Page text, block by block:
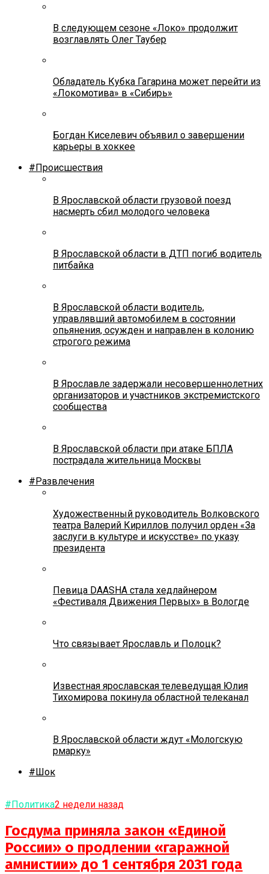
В следующем сезоне «Локо» продолжит
возглавлять Олег Таубер
Обладатель Кубка Гагарина может перейти из
«Локомотива» в «Сибирь»
Богдан Киселевич объявил о завершении
карьеры в хоккее
#Происшествия
В Ярославской области грузовой поезд
насмерть сбил молодого человека
В Ярославской области в ДТП погиб водитель
питбайка
В Ярославской области водитель,
управлявший автомобилем в состоянии
опьянения, осужден и направлен в колонию
строгого режима
В Ярославле задержали несовершеннолетних
организаторов и участников экстремистского
сообщества
В Ярославской области при атаке БПЛА
пострадала жительница Москвы
#Развлечения
Художественный руководитель Волковского
театра Валерий Кириллов получил орден «За
заслуги в культуре и искусстве» по указу
президента
Певица DAASHA стала хедлайнером
«Фестиваля Движения Первых» в Вологде
Что связывает Ярославль и Полоцк?
Известная ярославская телеведущая Юлия
Тихомирова покинула областной телеканал
В Ярославской области ждут «Мологскую
рмарку»
#Шок
#Политика2 недели назад
Госдума приняла закон «Единой
России» о продлении «гаражной
амнистии» до 1 сентября 2031 года